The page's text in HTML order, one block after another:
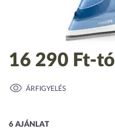
16 290 Ft-tól
ÁRFIGYELÉS
6 AJÁNLAT